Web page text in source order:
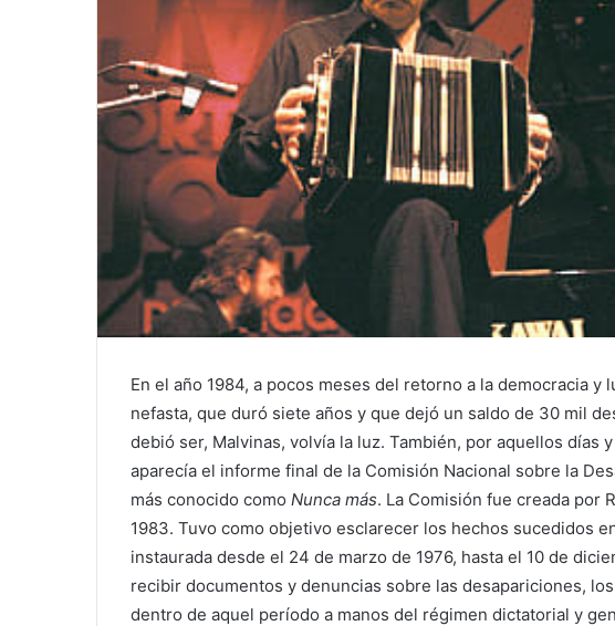
En el año 1984, a pocos meses del retorno a la democracia
nefasta, que duró siete años y que dejó un saldo de 30 mil
debió ser, Malvinas, volvía la luz. También, por aquellos días
aparecía el informe final de la Comisión Nacional sobre la
más conocido como Nunca más. La Comisión fue creada por
1983. Tuvo como objetivo esclarecer los hechos sucedidos
instaurada desde el 24 de marzo de 1976, hasta el 10 de
recibir documentos y denuncias sobre las desapariciones,
dentro de aquel período a manos del régimen dictatorial y